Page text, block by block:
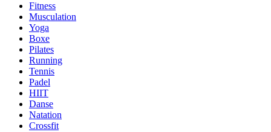
Fitness
Musculation
Yoga
Boxe
Pilates
Running
Tennis
Padel
HIIT
Danse
Natation
Crossfit